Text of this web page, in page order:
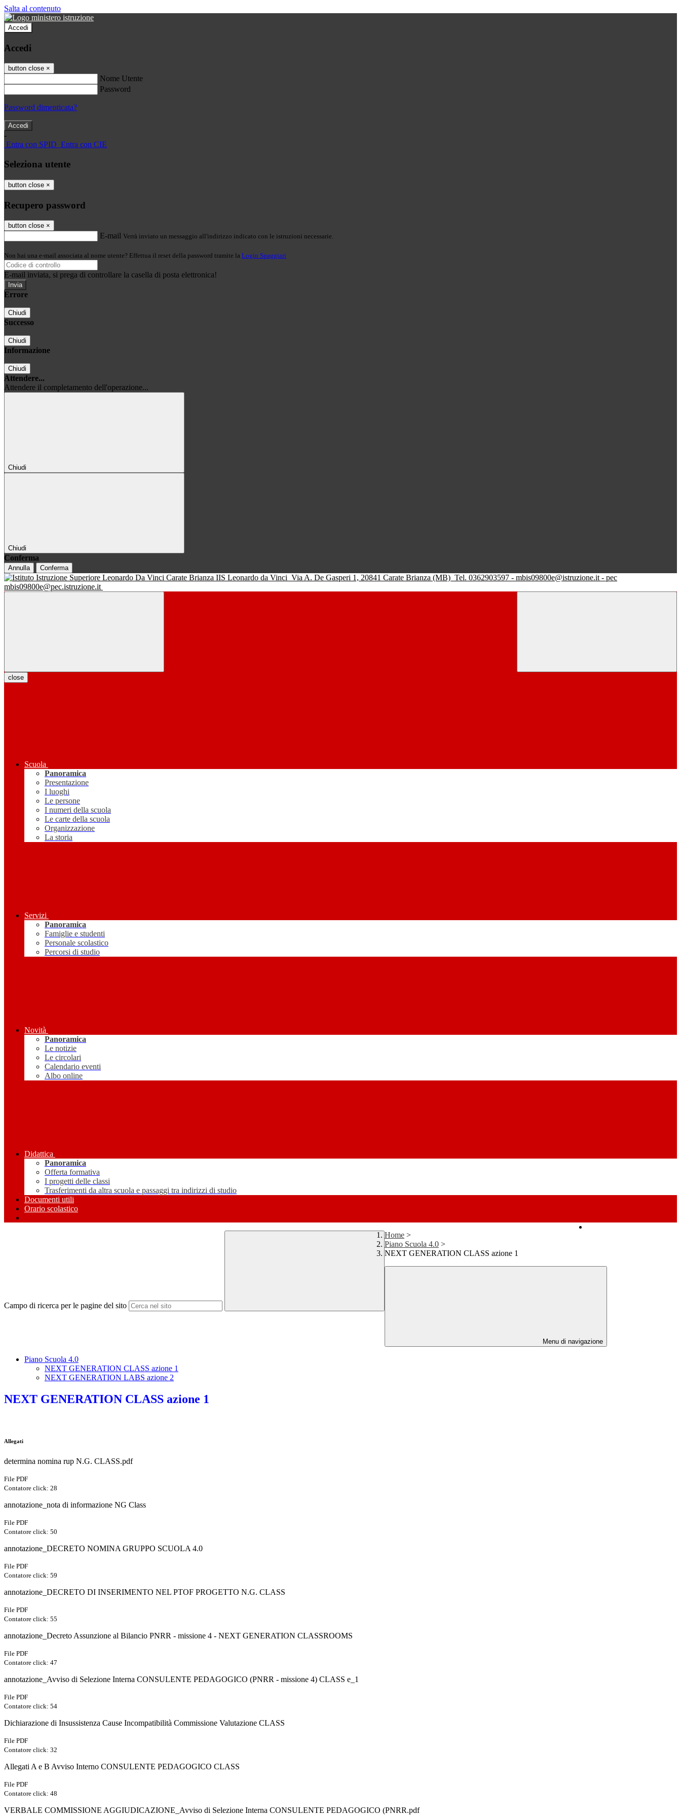
Salta al contenuto
Accedi
Accedi
button close ×
Nome Utente
Password
Password dimenticata?
-
Entra con SPID Entra con CIE
Seleziona utente
button close ×
Recupero password
button close ×
E-mail Verrà inviato un messaggio all'indirizzo indicato con le istruzioni necessarie.
Non hai una e-mail associata al nome utente? Effettua il reset della password tramite la Login Spaggiari
E-mail inviata, si prega di controllare la casella di posta elettronica!
Errore
Chiudi
Successo
Chiudi
Informazione
Chiudi
Attendere...
Attendere il completamento dell'operazione...
Chiudi
Chiudi
Conferma
Annulla Conferma
IIS Leonardo da Vinci Via A. De Gasperi 1, 20841 Carate Brianza (MB) Tel. 0362903597 - mbis09800e@istruzione.it - pec
mbis09800e@pec.istruzione.it
close
Scuola
Panoramica
Presentazione
I luoghi
Le persone
I numeri della scuola
Le carte della scuola
Organizzazione
La storia
Servizi
Panoramica
Famiglie e studenti
Personale scolastico
Percorsi di studio
Novità
Panoramica
Le notizie
Le circolari
Calendario eventi
Albo online
Didattica
Panoramica
Offerta formativa
I progetti delle classi
Trasferimenti da altra scuola e passaggi tra indirizzi di studio
Documenti utili
Orario scolastico
Campo di ricerca per le pagine del sito
Home >
Piano Scuola 4.0 >
NEXT GENERATION CLASS azione 1
Menu di navigazione
Piano Scuola 4.0
NEXT GENERATION CLASS azione 1
NEXT GENERATION LABS azione 2
NEXT GENERATION CLASS azione 1
Allegati
determina nomina rup N.G. CLASS.pdf
File PDF
Contatore click: 28
annotazione_nota di informazione NG Class
File PDF
Contatore click: 50
annotazione_DECRETO NOMINA GRUPPO SCUOLA 4.0
File PDF
Contatore click: 59
annotazione_DECRETO DI INSERIMENTO NEL PTOF PROGETTO N.G. CLASS
File PDF
Contatore click: 55
annotazione_Decreto Assunzione al Bilancio PNRR - missione 4 - NEXT GENERATION CLASSROOMS
File PDF
Contatore click: 47
annotazione_Avviso di Selezione Interna CONSULENTE PEDAGOGICO (PNRR - missione 4) CLASS e_1
File PDF
Contatore click: 54
Dichiarazione di Insussistenza Cause Incompatibilità Commissione Valutazione CLASS
File PDF
Contatore click: 32
Allegati A e B Avviso Interno CONSULENTE PEDAGOGICO CLASS
File PDF
Contatore click: 48
VERBALE COMMISSIONE AGGIUDICAZIONE_Avviso di Selezione Interna CONSULENTE PEDAGOGICO (PNRR.pdf